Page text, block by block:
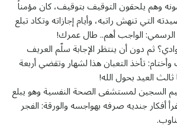
وهم يلحقون التوقيف بتوقيف، كان مؤمناً
التي تنهش راتبه، وأيام إجازاته وتكاد تبلع
الرسمي: الواجب أهم.. طال عمرك!
ثم دون أن ينتظر الإجابة سلّم العريف
تأخذ التعبان هذا لشهار وتقضي أربعة
العيد بحول الله!
السجين لمستشفى الصحة النفسية وهو يبلع
أفكار جنديه صرفه بهواجسه والورقة: الفجر